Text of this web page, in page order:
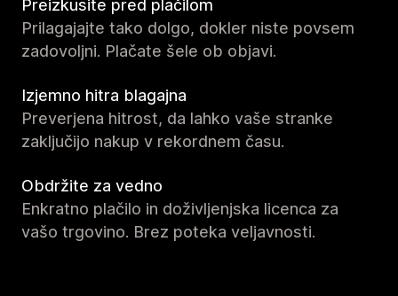
Preizkusite pred plačilom
Prilagajajte tako dolgo, dokler niste povsem
zadovoljni. Plačate šele ob objavi.
Izjemno hitra blagajna
Preverjena hitrost, da lahko vaše stranke
zaključijo nakup v rekordnem času.
Obdržite za vedno
Enkratno plačilo in doživljenjska licenca za
vašo trgovino. Brez poteka veljavnosti.